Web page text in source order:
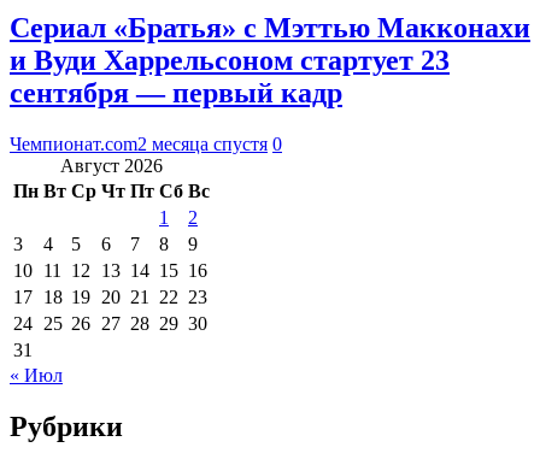
Сериал «Братья» с Мэттью Макконахи
и Вуди Харрельсоном стартует 23
сентября — первый кадр
Чемпионат.com2 месяца спустя 0
Август 2026
Пн Вт Ср Чт Пт Сб Вс
1
2
3
4 5 6 7 8
9
10 11 12 13 14 15 16
17 18 19 20 21 22 23
24 25 26 27 28 29 30
31
« Июл
Рубрики